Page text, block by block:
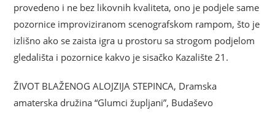
provedeno i ne bez likovnih kvaliteta, ono je podjele same
pozornice improviziranom scenografskom rampom, što je
izlišno ako se zaista igra u prostoru sa strogom podjelom
gledališta i pozornice kakvo je sisačko Kazalište 21.
ŽIVOT BLAŽENOG ALOJZIJA STEPINCA, Dramska
amaterska družina “Glumci župljani”, Budaševo